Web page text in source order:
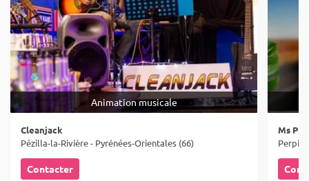
Animation musicale
Cleanjack
Pézilla-la-Rivière - Pyrénées-Orientales (66)
Contacter
Ms